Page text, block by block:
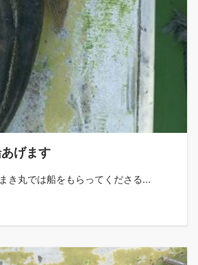
げます
丸では船をもらってくださる...